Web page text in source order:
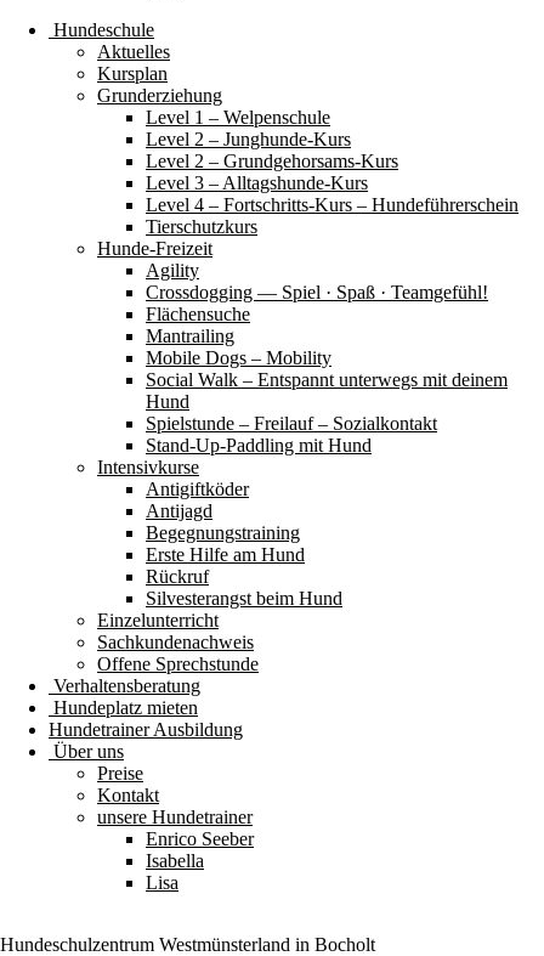
Hundeschule
Aktuelles
Kursplan
Grunderziehung
Level 1 – Welpenschule
Level 2 – Junghunde-Kurs
Level 2 – Grundgehorsams-Kurs
Level 3 – Alltagshunde-Kurs
Level 4 – Fortschritts-Kurs – Hundeführerschein
Tierschutzkurs
Hunde-Freizeit
Agility
Crossdogging — Spiel · Spaß · Teamgefühl!
Flächensuche
Mantrailing
Mobile Dogs – Mobility
Social Walk – Entspannt unterwegs mit deinem
Hund
Spielstunde – Freilauf – Sozialkontakt
Stand-Up-Paddling mit Hund
Intensivkurse
Antigiftköder
Antijagd
Begegnungstraining
Erste Hilfe am Hund
Rückruf
Silvesterangst beim Hund
Einzelunterricht
Sachkundenachweis
Offene Sprechstunde
Verhaltensberatung
Hundeplatz mieten
Hundetrainer Ausbildung
Über uns
Preise
Kontakt
unsere Hundetrainer
Enrico Seeber
Isabella
Lisa
Hundeschulzentrum Westmünsterland in Bocholt